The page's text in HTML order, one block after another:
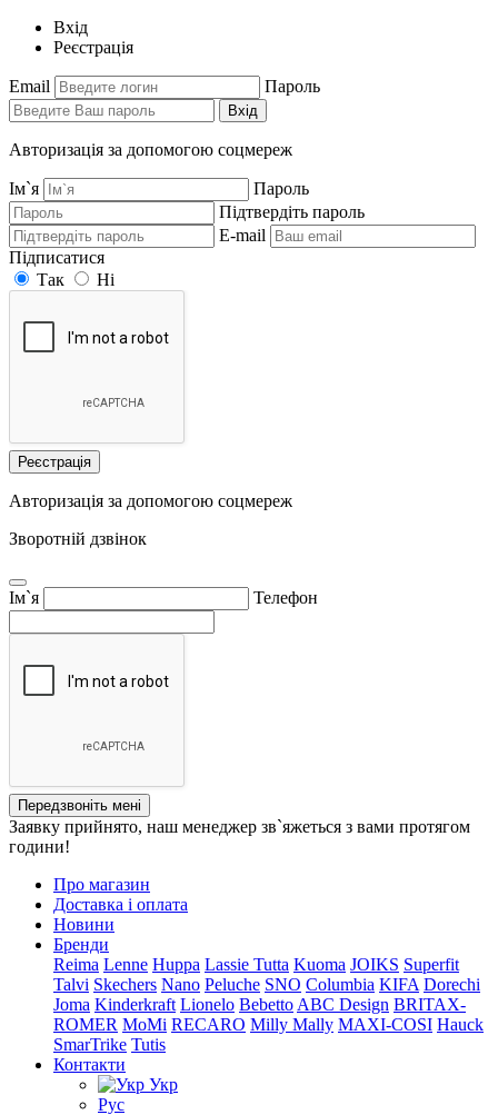
Вхід
Реєстрація
Email Пароль
Вхід
Авторизація за допомогою соцмереж
Ім`я
Пароль
Підтвердіть пароль
E-mail
Підписатися
Так
Ні
Реєстрація
Авторизація за допомогою соцмереж
Зворотній дзвінок
Ім`я Телефон
Передзвоніть мені
Заявку прийнято, наш менеджер зв`яжеться з вами протягом
години!
Про магазин
Доставка і оплата
Новини
Бренди
Reima Lenne Huppa Lassie Tutta Kuoma JOIKS Superfit
Talvi Skechers Nano Peluche SNO Columbia KIFA Dorechi
Joma Kinderkraft Lionelo Bebetto ABC Design BRITAX-
ROMER MoMi RECARO Milly Mally MAXI-COSI Hauck
SmarTrike Tutis
Контакти
Укр
Рус